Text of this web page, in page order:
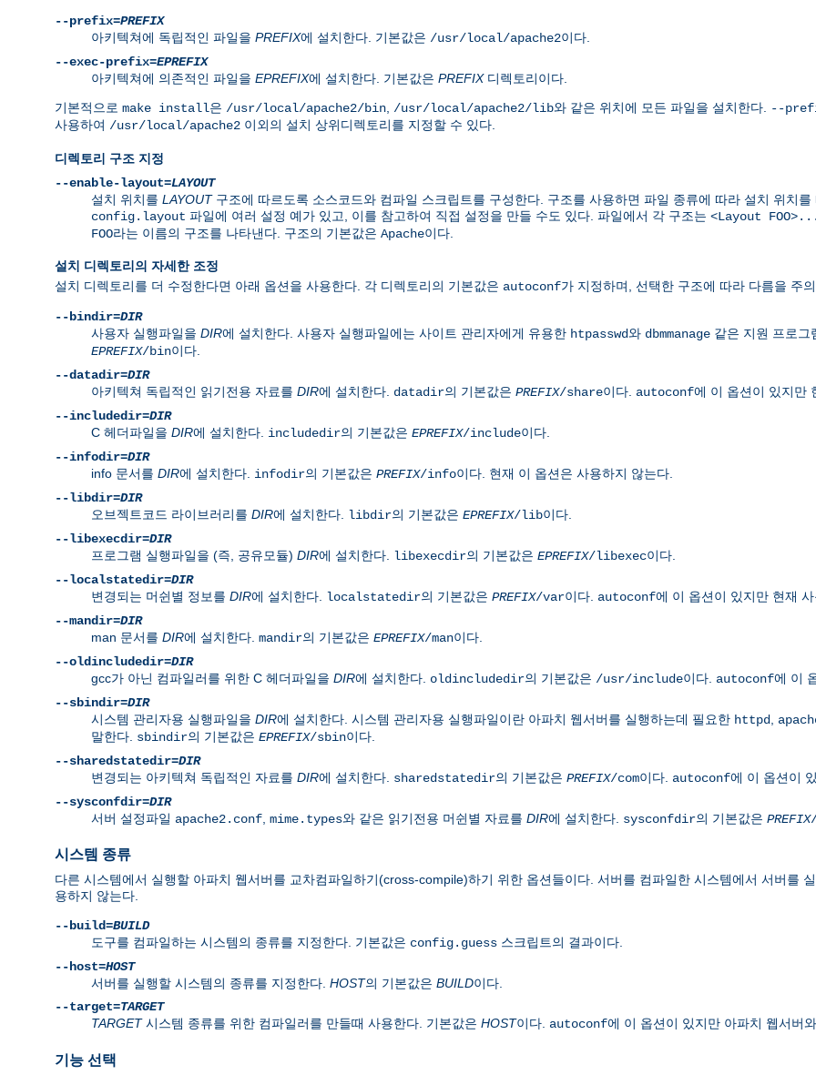
--prefix=PREFIX
아키텍쳐에 독립적인 파일을 PREFIX에 설치한다. 기본값은 /usr/local/apache2이다.
--exec-prefix=EPREFIX
아키텍쳐에 의존적인 파일을 EPREFIX에 설치한다. 기본값은 PREFIX디렉토리이다.
기본적으로 make install은 /usr/local/apache2/bin, /usr/local/apache2/lib와 같은 위치에 모든 파일을 설치한다. --
사용하여 /usr/local/apache2 이외의 설치 상위디렉토리를 지정할 수 있다.
디렉토리 구조 지정
--enable-layout=LAYOUT
설치 위치를 LAYOUT구조에 따르도록 소스코드와 컴파일 스크립트를 구성한다. 구조를 사용하면 파일 종류에 따라 설치 위치를
config.layout 파일에 여러 설정 예가 있고, 이를 참고하여 직접 설정을 만들 수도 있다. 파일에서 각 구조는 <Layout
FOO라는 이름의 구조를 나타낸다. 구조의 기본값은 Apache이다.
설치 디렉토리의 자세한 조정
설치 디렉토리를 더 수정한다면 아래 옵션을 사용한다. 각 디렉토리의 기본값은 autoconf가 지정하며, 선택한 구조에 따라 다름을 주의
--bindir=DIR
사용자 실행파일을 DIR에 설치한다. 사용자 실행파일에는 사이트 관리자에게 유용한 htpasswd와 dbmmanage 같은 지원 프로그
EPREFIX/bin이다.
--datadir=DIR
아키텍쳐 독립적인 읽기전용 자료를 DIR에 설치한다. datadir의 기본값은 PREFIX/share이다. autoconf에 이 옵션이 있지만
--includedir=DIR
C 헤더파일을 DIR에 설치한다. includedir의 기본값은 EPREFIX/include이다.
--infodir=DIR
info 문서를 DIR에 설치한다. infodir의 기본값은 PREFIX/info이다. 현재 이 옵션은 사용하지 않는다.
--libdir=DIR
오브젝트코드 라이브러리를 DIR에 설치한다. libdir의 기본값은 EPREFIX/lib이다.
--libexecdir=DIR
프로그램 실행파일을 (즉, 공유모듈) DIR에 설치한다. libexecdir의 기본값은 EPREFIX/libexec이다.
--localstatedir=DIR
변경되는 머쉰별 정보를 DIR에 설치한다. localstatedir의 기본값은 PREFIX/var이다. autoconf에 이 옵션이 있지만 현재 사
--mandir=DIR
man 문서를 DIR에 설치한다. mandir의 기본값은 EPREFIX/man이다.
--oldincludedir=DIR
gcc가 아닌 컴파일러를 위한 C 헤더파일을 DIR에 설치한다. oldincludedir의 기본값은 /usr/include이다. autoconf에 이
--sbindir=DIR
시스템 관리자용 실행파일을 DIR에 설치한다. 시스템 관리자용 실행파일이란 아파치 웹서버를 실행하는데 필요한 httpd
말한다. sbindir의 기본값은 EPREFIX/sbin이다.
--sharedstatedir=DIR
변경되는 아키텍쳐 독립적인 자료를 DIR에 설치한다. sharedstatedir의 기본값은 PREFIX/com이다. autoconf에 이 옵션이
--sysconfdir=DIR
서버 설정파일 apache2.conf mime.types와 같은 읽기전용 머쉰별 자료를 DIR에 설치한다. sysconfdir의 기본값은 PREFIX
시스템 종류
다른 시스템에서 실행할 아파치 웹서버를 교차컴파일하기(cross-compile)하기 위한 옵션들이다. 서버를 컴파일한 시스템에서 서버를
용하지 않는다.
--build=BUILD
도구를 컴파일하는 시스템의 종류를 지정한다. 기본값은 config.guess 스크립트의 결과이다.
--host=HOST
서버를 실행할 시스템의 종류를 지정한다. HOST의 기본값은 BUILD이다.
--target=TARGET
TARGET시스템 종류를 위한 컴파일러를 만들때 사용한다. 기본값은 HOST이다. autoconf에 이 옵션이 있지만 아파치 웹서버
기능 선택